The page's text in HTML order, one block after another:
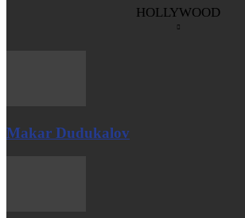
HOLLYWOOD
Makar Dudukalov